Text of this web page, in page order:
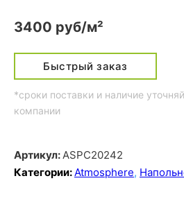
3400 руб/м²
Быстрый заказ
*сроки поставки и наличие
компании
Артикул:ASPC20242
Категории:Atmosphere,